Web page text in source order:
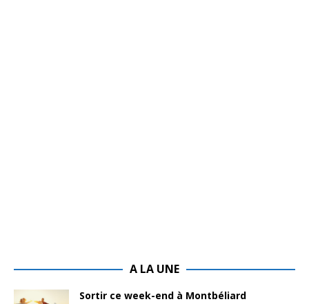
A LA UNE
Sortir ce week-end à Montbéliard